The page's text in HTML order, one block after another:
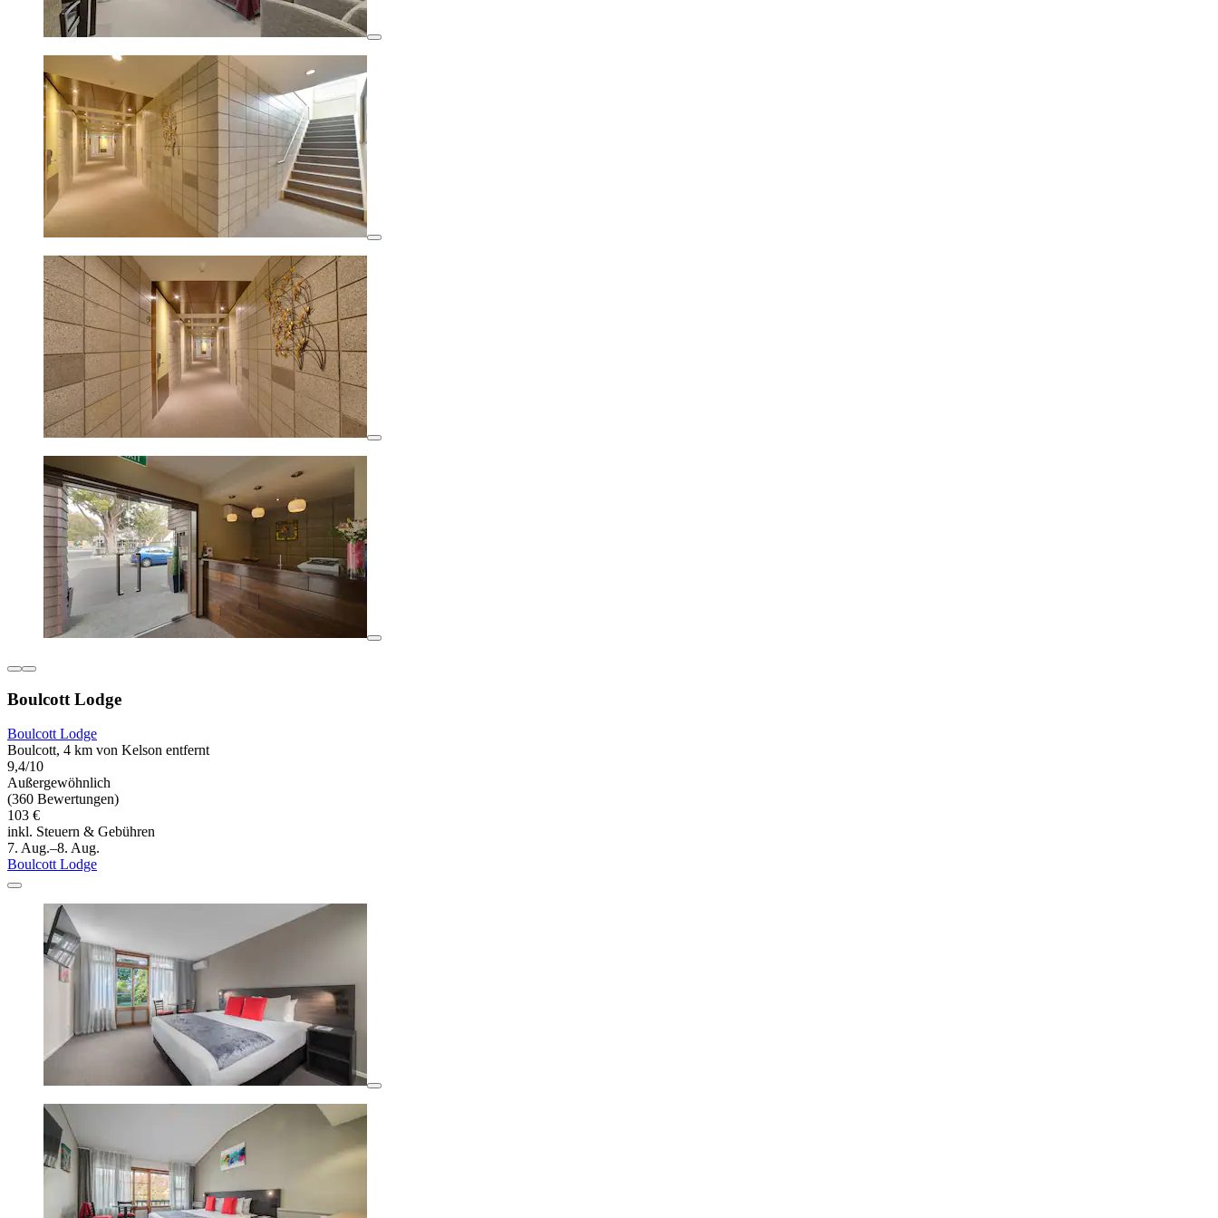
Boulcott Lodge
Boulcott Lodge
Boulcott, 4 km von Kelson entfernt
9,4/10
Außergewöhnlich
(360 Bewertungen)
103 €
inkl. Steuern & Gebühren
7. Aug.–8. Aug.
Boulcott Lodge